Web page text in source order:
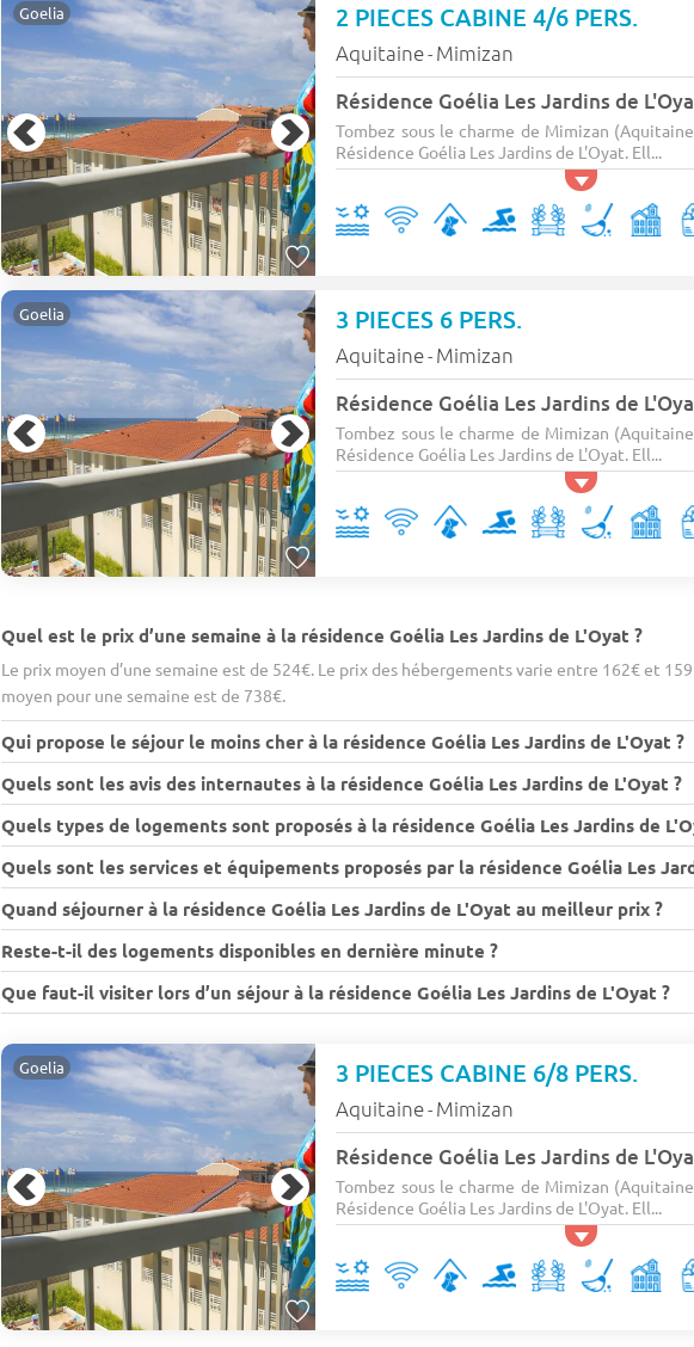
Goelia 2 PIECES CABINE 4/6 PERS.
Aquitaine- Mimizan
Résidence Goélia Les Jardins de
Tombez sous le charme de Mimizan
Résidence Goélia Les Jardins de L'Oyat. Ell...
Goelia 3 PIECES 6 PERS.
Aquitaine- Mimizan
Résidence Goélia Les Jardins de
Tombez sous le charme de Mimizan
Résidence Goélia Les Jardins de L'Oyat. Ell...
Quel est le prix d’une semaine à la résidence Goélia Les Jardins de L'Oyat ?
Le prix moyen d’une semaine est de 524€. Le prix des hébergements varie entre 162€ et
moyen pour une semaine est de 738€.
Qui propose le séjour le moins cher à la résidence Goélia Les Jardins de L'Oyat ?
Quels sont les avis des internautes à la résidence Goélia Les Jardins de L'Oyat ?
Quels types de logements sont proposés à la résidence Goélia Les Jardins de
Quels sont les services et équipements proposés par la résidence Goélia Les
Quand séjourner à la résidence Goélia Les Jardins de L'Oyat au meilleur prix ?
Reste-t-il des logements disponibles en dernière minute ?
Que faut-il visiter lors d’un séjour à la résidence Goélia Les Jardins de L'Oyat ?
Goelia 3 PIECES CABINE 6/8 PERS.
Aquitaine- Mimizan
Résidence Goélia Les Jardins de
Tombez sous le charme de Mimizan
Résidence Goélia Les Jardins de L'Oyat. Ell...